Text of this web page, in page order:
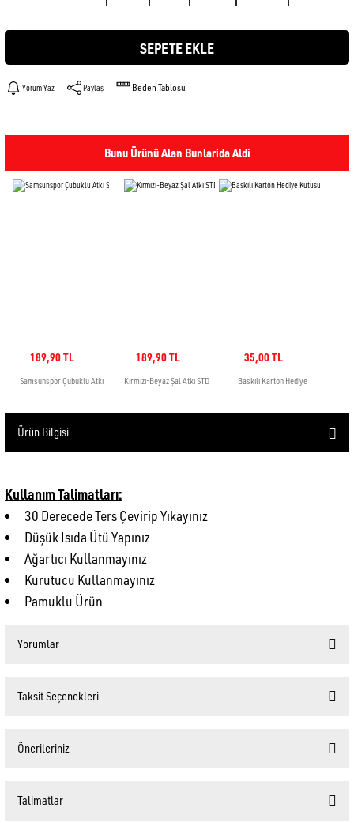
SEPETE EKLE
Yorum Yaz Paylaş Beden Tablosu
Ürün Bilgisi
Kullanım Talimatları:
30 Derecede Ters Çevirip Yıkayınız
Düşük Isıda Ütü Yapınız
Ağartıcı Kullanmayınız
Kurutucu Kullanmayınız
Pamuklu Ürün
Yorumlar
Taksit Seçenekleri
Önerileriniz
noktaları öneri formunu kullanarak tarafımıza iletebilirsiniz.
Talimatlar